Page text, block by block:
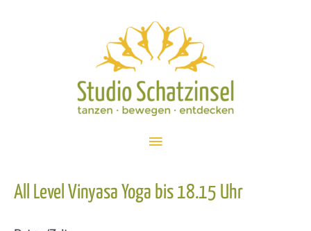
Hauptmenü
All Level Vinyasa Yoga bis 18.15 Uhr